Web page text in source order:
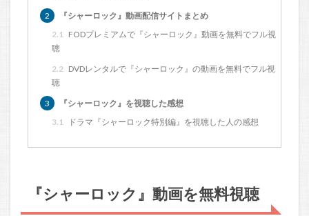
2
『シャーロック』動画配信サイトまとめ
2.1 FODプレミアムで『シャーロック』動画を無料でフル視
聴
2.2 DVDレンタルで『シャーロック』の動画を無料でフル視
聴
3
『シャーロック』を視聴した感想
3.1
ドラマ『シャーロック特別編』を視聴した人の感想
『シャーロック』動画を無料視聴